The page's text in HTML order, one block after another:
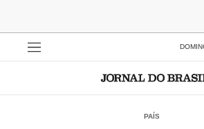
PAÍS